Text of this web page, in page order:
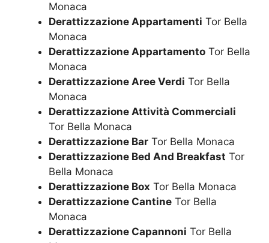
Monaca
Derattizzazione Appartamenti Tor Bella
Monaca
Derattizzazione Appartamento Tor Bella
Monaca
Derattizzazione Aree Verdi Tor Bella
Monaca
Derattizzazione Attività Commerciali
Tor Bella Monaca
Derattizzazione Bar Tor Bella Monaca
Derattizzazione Bed And Breakfast Tor
Bella Monaca
Derattizzazione Box Tor Bella Monaca
Derattizzazione Cantine Tor Bella
Monaca
Derattizzazione Capannoni Tor Bella